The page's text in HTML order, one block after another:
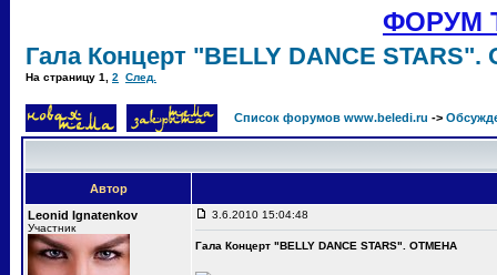
ФОРУМ
Гала Концерт "BELLY DANCE
На страницу 1 2 След.
Список форумов www.beledi.ru ->
Автор
Leonid Ignatenkov
Участник
3.6.2010 15:04:48
Гала Концерт "BELLY DANCE STARS". ОТМЕНА